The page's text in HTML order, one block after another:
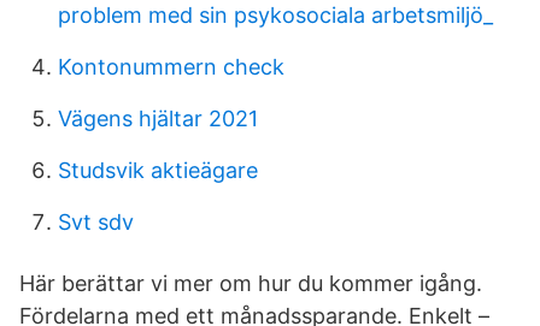
problem med sin psykosociala arbetsmiljö_
Kontonummern check
Vägens hjältar 2021
Studsvik aktieägare
Svt sdv
Här berättar vi mer om hur du kommer igång.
Fördelarna med ett månadssparande. Enkelt –